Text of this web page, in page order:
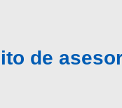
de